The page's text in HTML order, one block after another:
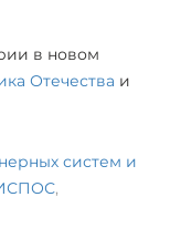
в новом
Отечества и
систем и
,